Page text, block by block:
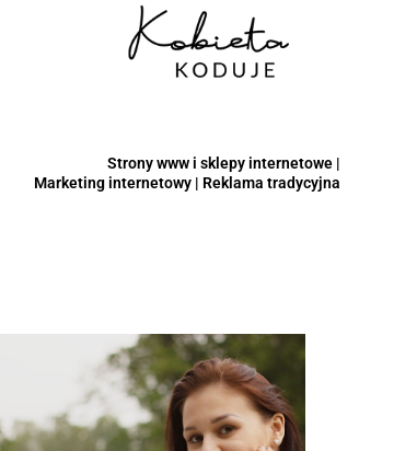
Strony www i sklepy internetowe |
Marketing internetowy | Reklama tradycyjna